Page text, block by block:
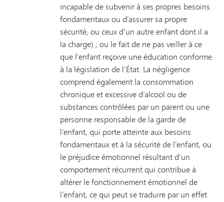
incapable de subvenir à ses propres besoins
fondamentaux ou d’assurer sa propre
sécurité, ou ceux d’un autre enfant dont il a
la charge) ; ou le fait de ne pas veiller à ce
que l’enfant reçoive une éducation conforme
à la législation de l’État. La négligence
comprend également la consommation
chronique et excessive d’alcool ou de
substances contrôlées par un parent ou une
personne responsable de la garde de
l’enfant, qui porte atteinte aux besoins
fondamentaux et à la sécurité de l’enfant, ou
le préjudice émotionnel résultant d’un
comportement récurrent qui contribue à
altérer le fonctionnement émotionnel de
l’enfant, ce qui peut se traduire par un effet